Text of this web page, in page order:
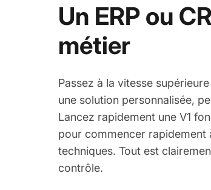
Un ERP ou
métier
Passez à la vitesse
une solution personnalisée,
Lancez rapidement une V1
pour commencer
techniques. Tout est
contrôle.